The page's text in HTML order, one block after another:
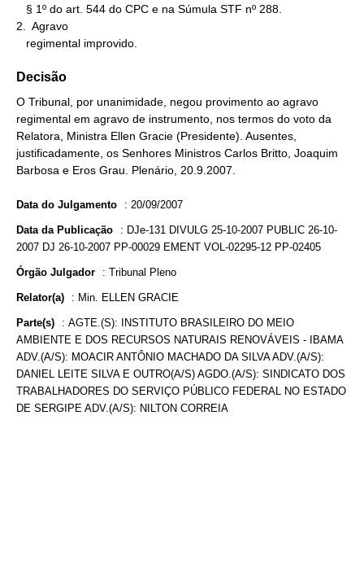
2.  Agravo
   regimental improvido.
Decisão
O Tribunal, por unanimidade, negou provimento ao agravo
regimental em agravo de instrumento, nos termos do voto da
Relatora, Ministra Ellen Gracie (Presidente). Ausentes,
justificadamente, os Senhores Ministros Carlos Britto, Joaquim
Barbosa e Eros Grau. Plenário, 20.9.2007.
Data do Julgamento : 20/09/2007
Data da Publicação : DJe-131 DIVULG 25-10-2007 PUBLIC 26-10-
2007 DJ 26-10-2007 PP-00029 EMENT VOL-02295-12 PP-02405
Órgão Julgador : Tribunal Pleno
Relator(a) : Min. ELLEN GRACIE
Parte(s) : AGTE.(S): INSTITUTO BRASILEIRO DO MEIO
AMBIENTE E DOS RECURSOS NATURAIS RENOVÁVEIS - IBAMA
ADV.(A/S): MOACIR ANTÔNIO MACHADO DA SILVA ADV.(A/S):
DANIEL LEITE SILVA E OUTRO(A/S) AGDO.(A/S): SINDICATO DOS
TRABALHADORES DO SERVIÇO PÚBLICO FEDERAL NO ESTADO
DE SERGIPE ADV.(A/S): NILTON CORREIA